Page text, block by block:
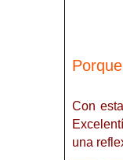
Con
una